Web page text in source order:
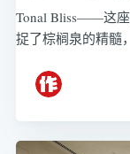
Tonal Bliss——这座
捉了棕榈泉的精髓